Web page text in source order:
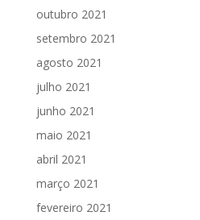
outubro 2021
setembro 2021
agosto 2021
julho 2021
junho 2021
maio 2021
abril 2021
março 2021
fevereiro 2021